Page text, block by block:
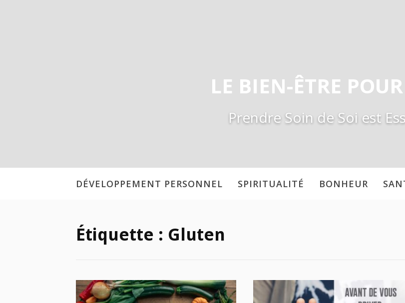
LE BIEN-ÊTRE
Prendre Soin de Soi est
DÉVELOPPEMENT PERSONNEL SPIRITUALITÉ BONHEUR
Étiquette : Gluten